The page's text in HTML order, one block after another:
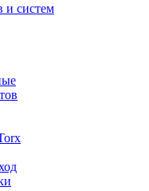
и систем